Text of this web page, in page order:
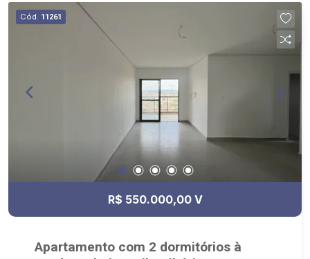
Cód. 11261
R$ 550.000,00 V
Apartamento com 2 dormitórios à